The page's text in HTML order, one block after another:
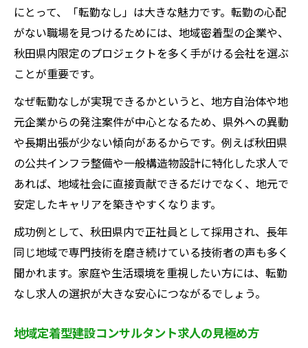
にとって、「転勤なし」は大きな魅力です。転勤の心配
がない職場を見つけるためには、地域密着型の企業や、
秋田県内限定のプロジェクトを多く手がける会社を選ぶ
ことが重要です。
なぜ転勤なしが実現できるかというと、地方自治体や地
元企業からの発注案件が中心となるため、県外への異動
や長期出張が少ない傾向があるからです。例えば秋田県
の公共インフラ整備や一般構造物設計に特化した求人で
あれば、地域社会に直接貢献できるだけでなく、地元で
安定したキャリアを築きやすくなります。
成功例として、秋田県内で正社員として採用され、長年
同じ地域で専門技術を磨き続けている技術者の声も多く
聞かれます。家庭や生活環境を重視したい方には、転勤
なし求人の選択が大きな安心につながるでしょう。
地域定着型建設コンサルタント求人の見極め方